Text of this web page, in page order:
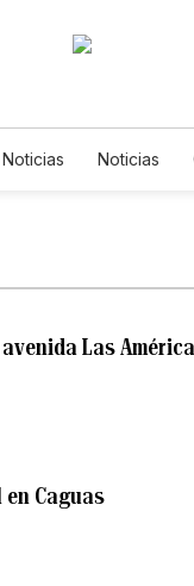
Noticias
Las
Caguas